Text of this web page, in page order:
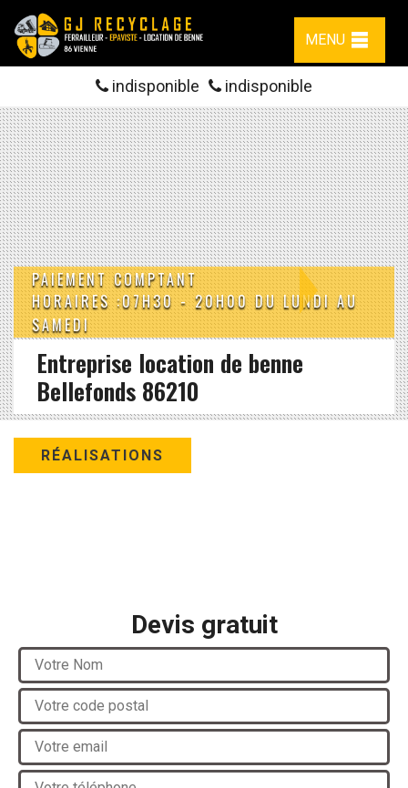
MENU
indisponible indisponible
PAIEMENT COMPTANT
HORAIRES :07H30 - 20H00 DU LUNDI AU
SAMEDI
Entreprise location de benne
Bellefonds 86210
RÉALISATIONS
Devis gratuit